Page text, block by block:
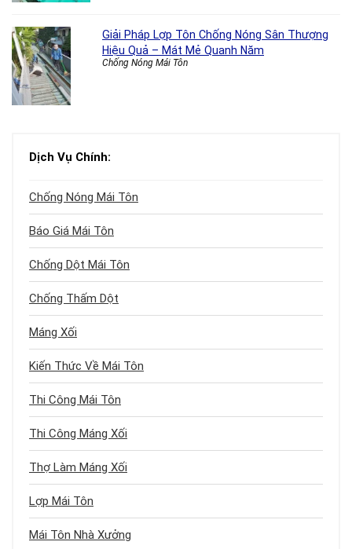
Giải Pháp Lợp Tôn Chống Nóng Sân Thượng
Hiệu Quả – Mát Mẻ Quanh Năm
Chống Nóng Mái Tôn
Dịch Vụ Chính:
Chống Nóng Mái Tôn
Báo Giá Mái Tôn
Chống Dột Mái Tôn
Chống Thấm Dột
Máng Xối
Kiến Thức Về Mái Tôn
Thi Công Mái Tôn
Thi Công Máng Xối
Thợ Làm Máng Xối
Lợp Mái Tôn
Mái Tôn Nhà Xưởng